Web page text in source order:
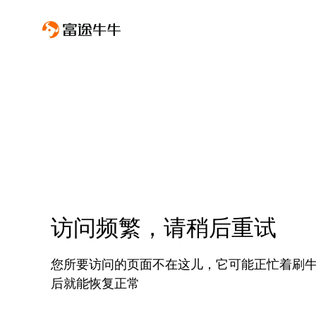
访问频繁，请稍后重试
您所要访问的页面不在这儿，它可能正忙着刷
后就能恢复正常